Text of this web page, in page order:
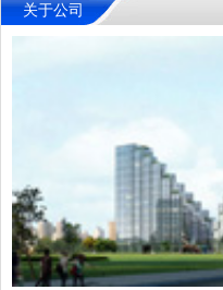
关于公司